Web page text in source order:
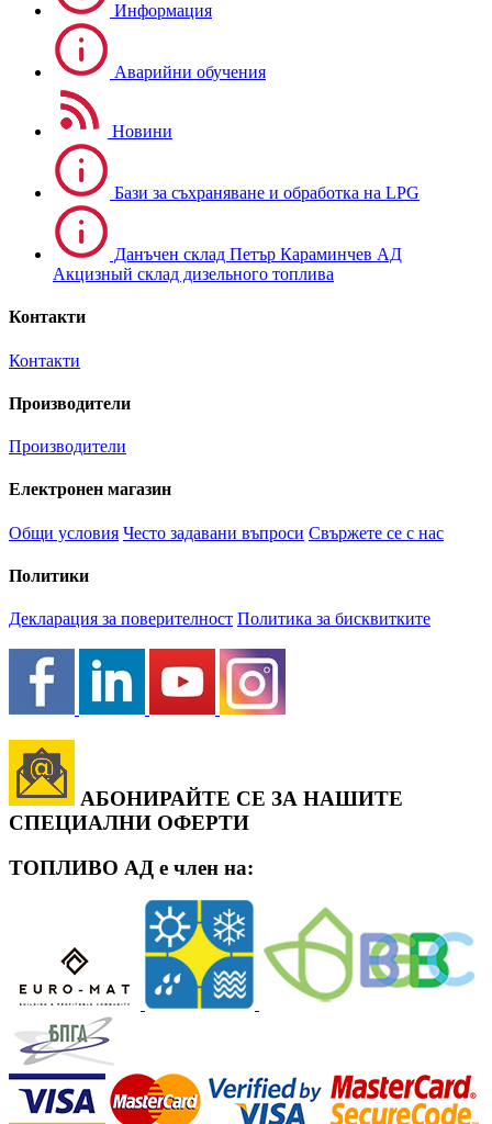
Информация
Аварийни обучения
Новини
Бази за съхраняване и обработка на LPG
Данъчен склад Петър Караминчев АД
Акцизный склад дизельного топлива
Контакти
Контакти
Производители
Производители
Електронен магазин
Общи условия Често задавани въпроси Свържете се с нас
Политики
Декларация за поверителност Политика за бисквитките
АБОНИРАЙТЕ СЕ ЗА НАШИТЕ
СПЕЦИАЛНИ ОФЕРТИ
ТОПЛИВО АД е член на: